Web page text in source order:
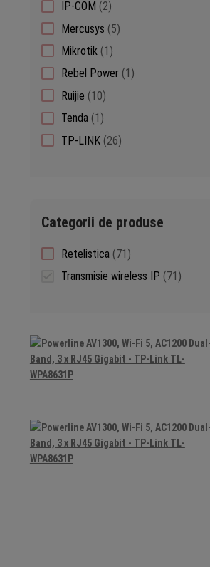
IP-COM 22
products
Mercusys 55
Mikrotik 11
product
Rebel Power 1 1
Ruijie 1010
products
Tenda 11
product
TP-LINK 2626
Categorii de produse
Retelistica 7171
products
Transmisie wireless IP 71 71